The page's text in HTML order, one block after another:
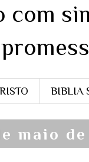
com
BIBLIA
maio